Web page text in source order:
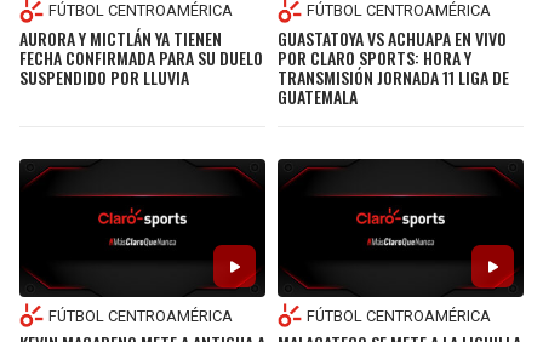
SEAHAWKS
PACKERS
TIMBERWOLVES
FÚTBOL CENTROAMÉRICA
AURORA Y MICTLÁN YA TIENEN
FECHA CONFIRMADA PARA SU DUELO
SUSPENDIDO POR LLUVIA
FÚTBOL CENTROAMÉRICA
GUASTATOYA VS ACHUAPA EN VIVO
POR CLARO SPORTS: HORA Y
TRANSMISIÓN JORNADA 11 LIGA DE
GUATEMALA
FÚTBOL CENTROAMÉRICA FÚTBOL CENTROAMÉRICA